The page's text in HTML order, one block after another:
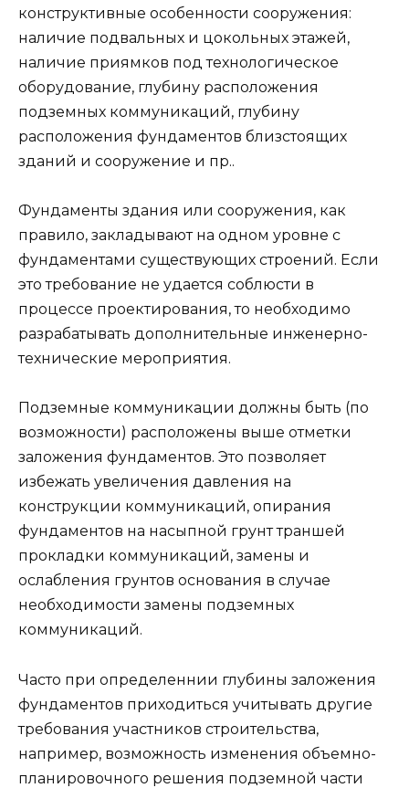
конструктивные особенности сооружения:
наличие подвальных и цокольных этажей,
наличие приямков под технологическое
оборудование, глубину расположения
подземных коммуникаций, глубину
расположения фундаментов близстоящих
зданий и сооружение и пр..
Фундаменты здания или сооружения, как
правило, закладывают на одном уровне с
фундаментами существующих строений. Если
это требование не удается соблюсти в
процессе проектирования, то необходимо
разрабатывать дополнительные инженерно-
технические мероприятия.
Подземные коммуникации должны быть (по
возможности) расположены выше отметки
заложения фундаментов. Это позволяет
избежать увеличения давления на
конструкции коммуникаций, опирания
фундаментов на насыпной грунт траншей
прокладки коммуникаций, замены и
ослабления грунтов основания в случае
необходимости замены подземных
коммуникаций.
Часто при определеннии глубины заложения
фундаментов приходиться учитывать другие
требования участников строительства,
например, возможность изменения объемно-
планировочного решения подземной части